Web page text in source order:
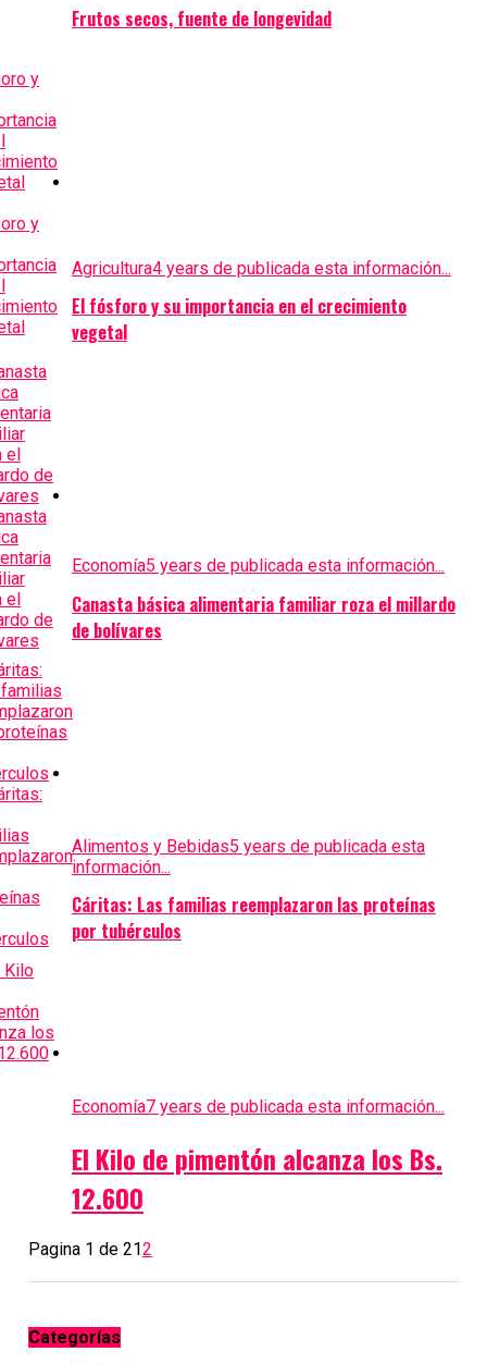
Frutos secos, fuente de longevidad
Agricultura4 years de publicada esta información...
El fósforo y su importancia en el crecimiento
vegetal
Economía5 years de publicada esta información...
Canasta básica alimentaria familiar roza el millardo
de bolívares
Alimentos y Bebidas5 years de publicada esta
información...
Cáritas: Las familias reemplazaron las proteínas
por tubérculos
Economía7 years de publicada esta información...
El Kilo de pimentón alcanza los Bs.
12.600
Pagina 1 de 212
Categorías